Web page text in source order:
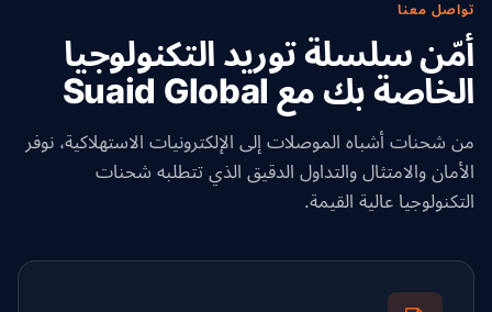
تواصل معنا
أمّن سلسلة توريد التكنولوجيا
الخاصة بك مع Suaid Global
من شحنات أشباه الموصلات إلى الإلكترونيات الاستهلاكية، نوفر
الأمان والامتثال والتداول الدقيق الذي تتطلبه شحنات
التكنولوجيا عالية القيمة.